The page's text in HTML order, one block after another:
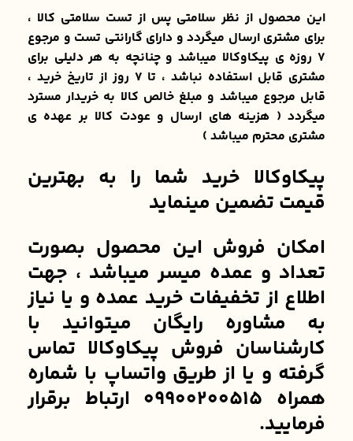
این محصول از نظر سلامتی پس از تست سلامتی کالا ،
برای مشتری ارسال میگردد و دارای گارانتی تست و مرجوع
۷ روزه ی پیکاوکالا میباشد و چنانچه به هر دلیلی برای
مشتری قابل استفاده نباشد ، تا ۷ روز از تاریخ خرید ،
قابل مرجوع میباشد و مبلغ خالص کالا به خریدار مسترد
میگردد ( هزینه های ارسال و عودت کالا بر عهده ی
مشتری محترم میباشد )
پیکاوکالا خرید شما را به بهترین
قیمت تضمین مینماید
امکان فروش این محصول بصورت
تعداد و عمده میسر میباشد ، جهت
اطلاع از تخفیفات خرید عمده و یا نیاز
به مشاوره رایگان میتوانید با
کارشناسان فروش پیکاوکالا تماس
گرفته و یا از طریق واتساپ با شماره
همراه 09900200515 ارتباط برقرار
فرمایید.